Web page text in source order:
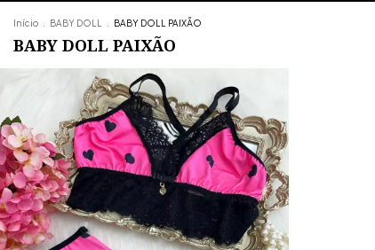
Início BABY DOLL BABY DOLL PAIXÃO
BABY DOLL PAIXÃO